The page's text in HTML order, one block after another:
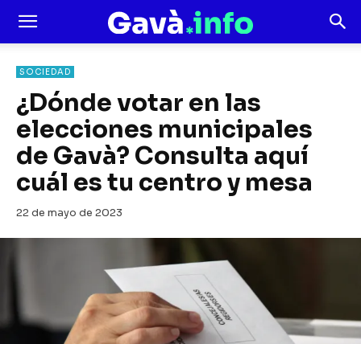
SOCIEDAD
¿Dónde votar en las
elecciones municipales
de Gavà? Consulta aquí
cuál es tu centro y mesa
22 de mayo de 2023